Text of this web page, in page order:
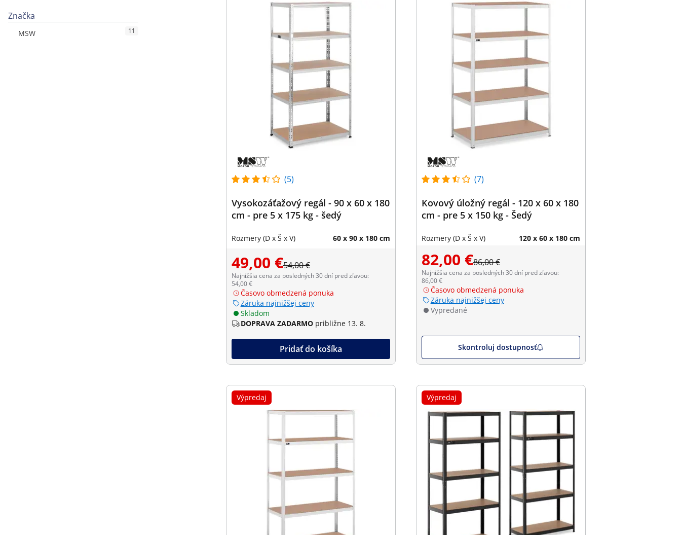
Značka
MSW 11
(5)
Vysokozáťažový regál - 90 x 60 x 180
cm - pre 5 x 175 kg - šedý
Rozmery (D x Š x V) 60 x 90 x 180 cm
49,00 €54,00 €
Najnižšia cena za posledných 30 dní pred zľavou:
54,00 €
Časovo obmedzená ponuka
Záruka najnižšej ceny
Skladom
DOPRAVA ZADARMO približne 13. 8.
Pridať do košíka
(7)
Kovový úložný regál - 120 x 60 x 180
cm - pre 5 x 150 kg - Šedý
Rozmery (D x Š x V) 120 x 60 x 180 cm
82,00 €86,00 €
Najnižšia cena za posledných 30 dní pred zľavou:
86,00 €
Časovo obmedzená ponuka
Záruka najnižšej ceny
Vypredané
Skontroluj dostupnosť
Výpredaj Výpredaj